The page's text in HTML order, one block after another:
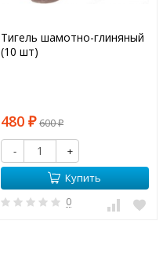
Тигель шамотно-глиняный
(10 шт)
480 ₽ 600₽
-
+
Купить
0